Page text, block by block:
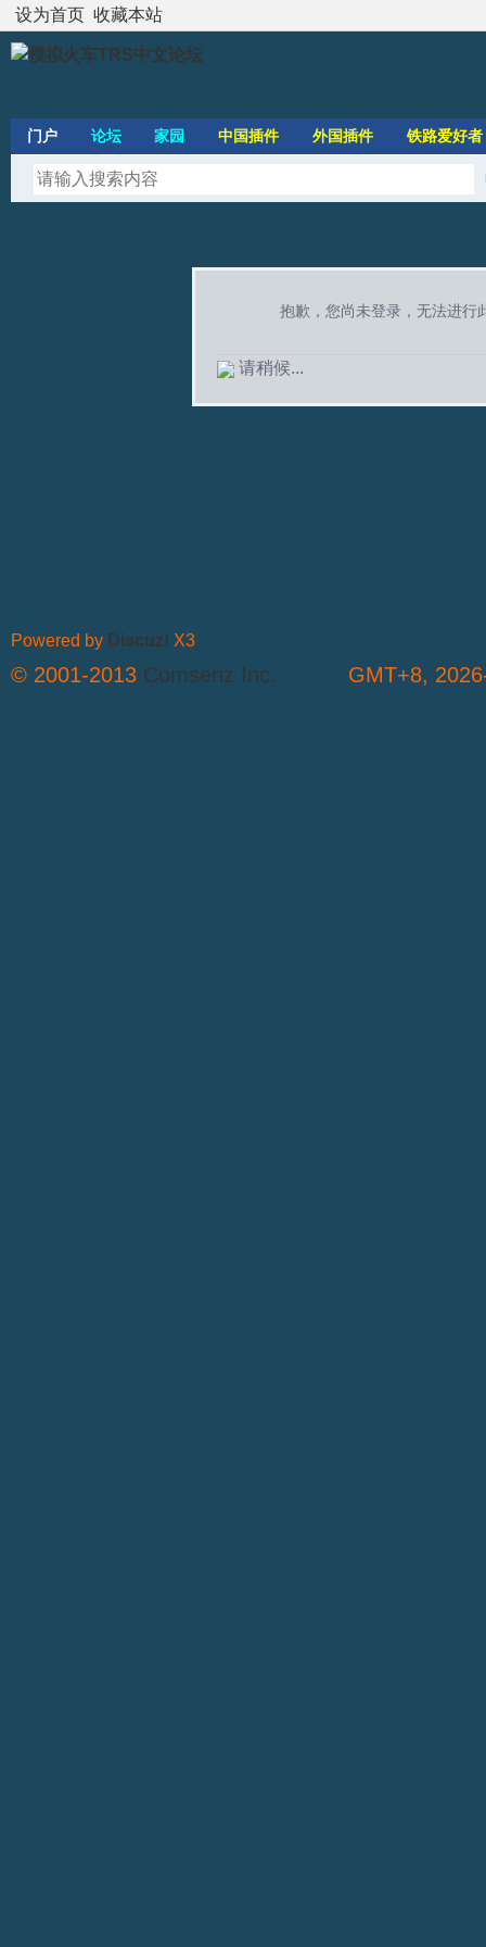
设为首页 收藏本站
门户 论坛 家园 中国插件 外国插件 铁路爱好者
抱歉，您尚未登录，无法进行
请稍候...
GMT+8,
Powered by Discuz! X3
© 2001-2013 Comsenz Inc.